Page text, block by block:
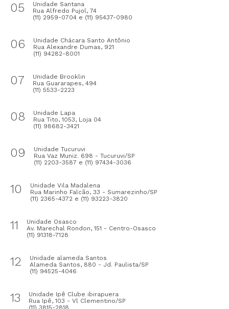
05
Unidade Santana
Rua Alfredo Pujol, 74
(11) 2959-0704 e (11) 95437-0980
06
Unidade Chácara Santo Antônio
Rua Alexandre Dumas, 921
(11) 94282-8001
07
Unidade Brooklin
Rua Guararapes, 494
(11) 5533-2223
08
Unidade Lapa
Rua Tito, 1053, Loja 04
(11) 98682-3421
09
Unidade Tucuruvi
Rua Vaz Muniz. 698 - Tucuruvi/SP
(11) 2203-3587 e (11) 97434-3036
10
Unidade Vila Madalena
Rua Marinho Falcão, 33 - Sumarezinho/SP
(11) 2365-4372 e (11) 93223-3820
11
Unidade Osasco
Av. Marechal Rondon, 151 - Centro-Osasco
(11) 91318-7128
12
Unidade alameda Santos
Alameda Santos, 880 - Jd. Paulista/SP
(11) 94525-4046
13
Unidade Ipê Clube ibirapuera
Rua Ipê, 103 - Vl Clementino/SP
(11) 3815-2818